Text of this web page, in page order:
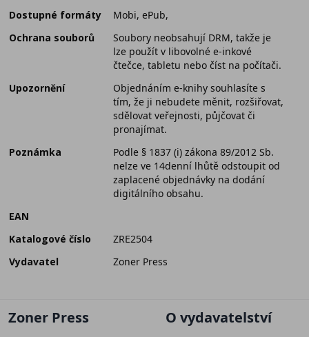
Dostupné formáty
Mobi, ePub,
Ochrana souborů
Soubory neobsahují DRM, takže je
lze použít v libovolné e-inkové
čtečce, tabletu nebo číst na počítači.
Upozornění
Objednáním e-knihy souhlasíte s
tím, že ji nebudete měnit, rozšiřovat,
sdělovat veřejnosti, půjčovat či
pronajímat.
Poznámka
Podle § 1837 (i) zákona 89/2012 Sb.
nelze ve 14denní lhůtě odstoupit od
zaplacené objednávky na dodání
digitálního obsahu.
EAN
Katalogové číslo
ZRE2504
Vydavatel
Zoner Press
Zoner Press O vydavatelství